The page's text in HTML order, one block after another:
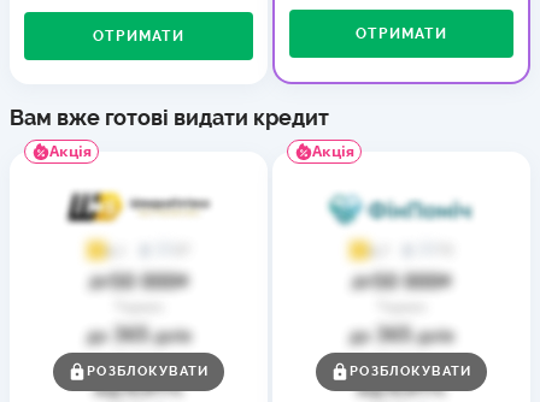
ОТРИМАТИ ОТРИМАТИ
Вам вже готові видати кредит
Акція
4,1
до50 000₴
до 365днів
Ставка
від0,01%
РОЗБЛОКУВАТИ
Акція
4,7
до50 000₴
до 365днів
Ставка
від0,01%
РОЗБЛОКУВАТИ